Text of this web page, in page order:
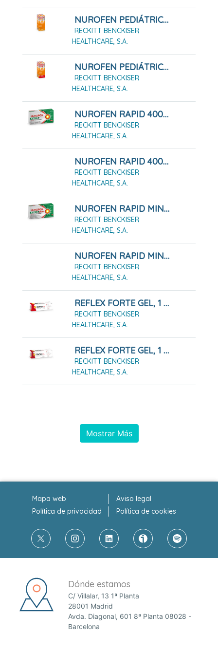
NUROFEN PEDIÁTRICO 20 MG/ML SUSPENSIÓN ORAL 200 ML NARANJA
RECKITT BENCKISER
HEALTHCARE, S.A.
NUROFEN PEDIÁTRICO 40 MG/ML SUSPENSIÓN ORAL 150 ML FRESA
RECKITT BENCKISER
HEALTHCARE, S.A.
NUROFEN RAPID 400 MG CÁPSULAS BLANDAS, 10 CÁPSULAS
RECKITT BENCKISER
HEALTHCARE, S.A.
NUROFEN RAPID 400 MG CÁPSULAS BLANDAS, 20 CÁPSULAS
RECKITT BENCKISER
HEALTHCARE, S.A.
NUROFEN RAPID MINI 400 MG CAPSULAS BLANDAS, 10 Cápsulas
RECKITT BENCKISER
HEALTHCARE, S.A.
NUROFEN RAPID MINI 400 MG CAPSULAS BLANDAS, 20 Cápsulas
RECKITT BENCKISER
HEALTHCARE, S.A.
REFLEX FORTE GEL, 1 Tubo De 100g
RECKITT BENCKISER
HEALTHCARE, S.A.
REFLEX FORTE GEL, 1 Tubo De 50g
RECKITT BENCKISER
HEALTHCARE, S.A.
Mostrar Más
Mapa web
Aviso legal
Política de privacidad
Política de cookies
Dónde estamos
C/ Villalar, 13 1ª Planta
28001 Madrid
Avda. Diagonal, 601 8ª Planta 08028 -
Barcelona